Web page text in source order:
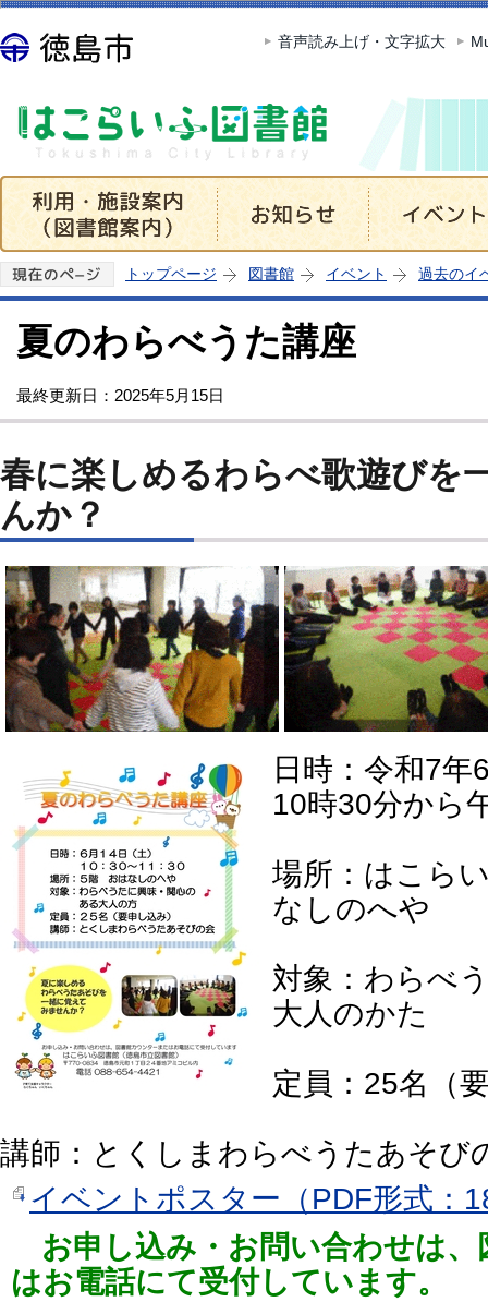
この
音声読み上げ・文字拡大
トップページ 図書館 イベント 過去のイ
夏のわらべうた講座
最終更新日：2025年5月15日
春に楽しめるわらべ歌遊びを
んか？
日時：令和7
10時30分から
場所：はこら
なしのへや
対象：わらべ
大人のかた
定員：25名（
講師：とくしまわらべうたあそび
イベントポスター（PDF形式：
お申し込み・お問い合わせは
はお電話にて受付しています。